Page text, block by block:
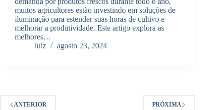
muitos agricultores estão investindo em soluções de
iluminação para estender suas horas de cultivo e
melhorar a produtividade. Este artigo explora as
melhores…
luiz
agosto 23, 2024
ANTERIOR PRÓXIMA